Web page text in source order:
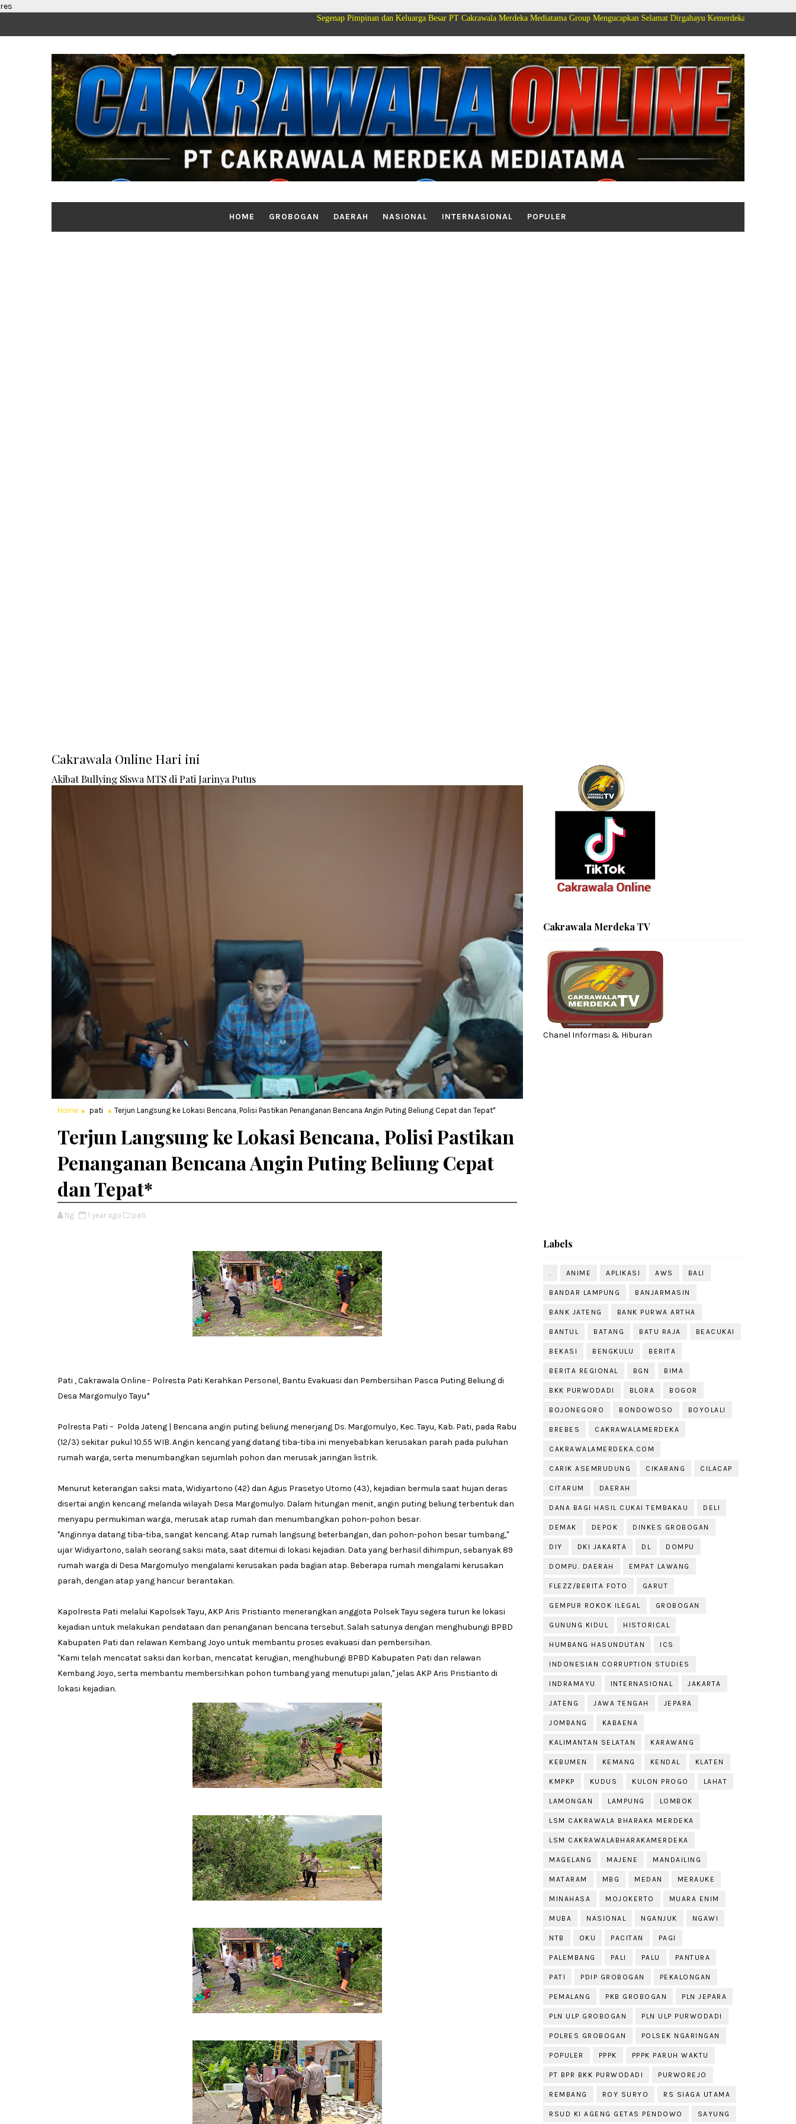
res
Segenap Pimpinan dan Keluarga Besar PT Cakrawala Merdeka Mediatama Group Mengucapkan Selamat Dirgahayu Kemerdekaan Republik Indonesia ke 81
HOME GROBOGAN DAERAH NASIONAL INTERNASIONAL POPULER
Cakrawala Online Hari ini
Akibat Bullying Siswa MTS di Pati Jarinya Putus
Home pati Terjun Langsung ke Lokasi Bencana, Polisi Pastikan Penanganan Bencana Angin Puting Beliung Cepat dan Tepat*
Terjun Langsung ke Lokasi Bencana, Polisi Pastikan
Penanganan Bencana Angin Puting Beliung Cepat
dan Tepat*
Ng 1 year ago pati,
Pati , Cakrawala Online - Polresta Pati Kerahkan Personel, Bantu Evakuasi dan Pembersihan Pasca Puting Beliung di
Desa Margomulyo Tayu*
Polresta Pati – Polda Jateng | Bencana angin puting beliung menerjang Ds. Margomulyo, Kec. Tayu, Kab. Pati, pada Rabu
(12/3) sekitar pukul 10.55 WIB. Angin kencang yang datang tiba-tiba ini menyebabkan kerusakan parah pada puluhan
rumah warga, serta menumbangkan sejumlah pohon dan merusak jaringan listrik.
Menurut keterangan saksi mata, Widiyartono (42) dan Agus Prasetyo Utomo (43), kejadian bermula saat hujan deras
disertai angin kencang melanda wilayah Desa Margomulyo. Dalam hitungan menit, angin puting beliung terbentuk dan
menyapu permukiman warga, merusak atap rumah dan menumbangkan pohon-pohon besar.
"Anginnya datang tiba-tiba, sangat kencang. Atap rumah langsung beterbangan, dan pohon-pohon besar tumbang,"
ujar Widiyartono, salah seorang saksi mata, saat ditemui di lokasi kejadian. Data yang berhasil dihimpun, sebanyak 89
rumah warga di Desa Margomulyo mengalami kerusakan pada bagian atap. Beberapa rumah mengalami kerusakan
parah, dengan atap yang hancur berantakan.
Kapolresta Pati melalui Kapolsek Tayu, AKP Aris Pristianto menerangkan anggota Polsek Tayu segera turun ke lokasi
kejadian untuk melakukan pendataan dan penanganan bencana tersebut. Salah satunya dengan menghubungi BPBD
Kabupaten Pati dan relawan Kembang Joyo untuk membantu proses evakuasi dan pembersihan.
"Kami telah mencatat saksi dan korban, mencatat kerugian, menghubungi BPBD Kabupaten Pati dan relawan
Kembang Joyo, serta membantu membersihkan pohon tumbang yang menutupi jalan," jelas AKP Aris Pristianto di
lokasi kejadian.
Cakrawala Merdeka TV
Chanel Informasi & Hiburan
Labels
. ANIME APLIKASI AWS BALI
BANDAR LAMPUNG BANJARMASIN
BANK JATENG BANK PURWA ARTHA
BANTUL BATANG BATU RAJA BEACUKAI
BEKASI BENGKULU BERITA
BERITA REGIONAL BGN BIMA
BKK PURWODADI BLORA BOGOR
BOJONEGORO BONDOWOSO BOYOLALI
BREBES CAKRAWALAMERDEKA
CAKRAWALAMERDEKA.COM
CARIK ASEMRUDUNG CIKARANG CILACAP
CITARUM DAERAH
DANA BAGI HASIL CUKAI TEMBAKAU DELI
DEMAK DEPOK DINKES GROBOGAN
DIY DKI JAKARTA DL DOMPU
DOMPU. DAERAH EMPAT LAWANG
FLEZZ/BERITA FOTO GARUT
GEMPUR ROKOK ILEGAL GROBOGAN
GUNUNG KIDUL HISTORICAL
HUMBANG HASUNDUTAN ICS
INDONESIAN CORRUPTION STUDIES
INDRAMAYU INTERNASIONAL JAKARTA
JATENG JAWA TENGAH JEPARA
JOMBANG KABAENA
KALIMANTAN SELATAN KARAWANG
KEBUMEN KEMANG KENDAL KLATEN
KMPKP KUDUS KULON PROGO LAHAT
LAMONGAN LAMPUNG LOMBOK
LSM CAKRAWALA BHARAKA MERDEKA
LSM CAKRAWALABHARAKAMERDEKA
MAGELANG MAJENE MANDAILING
MATARAM MBG MEDAN MERAUKE
MINAHASA MOJOKERTO MUARA ENIM
MUBA NASIONAL NGANJUK NGAWI
NTB OKU PACITAN PAGI
PALEMBANG PALI PALU PANTURA
PATI PDIP GROBOGAN PEKALONGAN
PEMALANG PKB GROBOGAN PLN JEPARA
PLN ULP GROBOGAN PLN ULP PURWODADI
POLRES GROBOGAN POLSEK NGARINGAN
POPULER PPPK PPPK PARUH WAKTU
PT BPR BKK PURWODADI PURWOREJO
REMBANG ROY SURYO RS SIAGA UTAMA
RSUD KI AGENG GETAS PENDOWO SAYUNG